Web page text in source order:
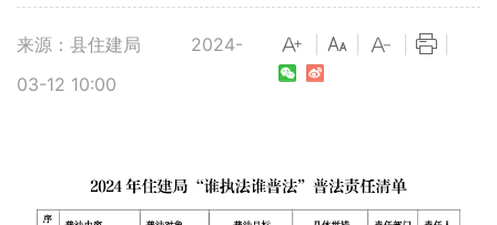
来源：县住建局
2024-
03-12 10:00